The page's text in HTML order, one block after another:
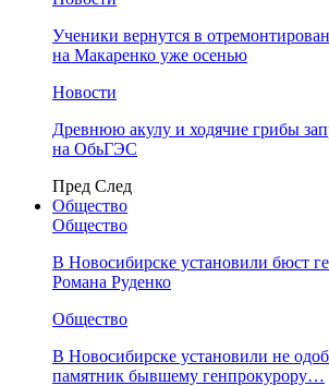
Ученики вернутся в
на Макаренко уже осенью
Новости
Древнюю акулу и ходячие грибы
на ОбьГЭС
Пред След
Общество
Общество
В Новосибирске установили бюст
Романа Руденко
Общество
В Новосибирске установили не
памятник бывшему генпрокурору…